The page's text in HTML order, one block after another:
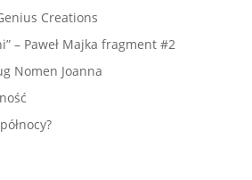
Creations
– Paweł Majka fragment #2
Nomen Joanna